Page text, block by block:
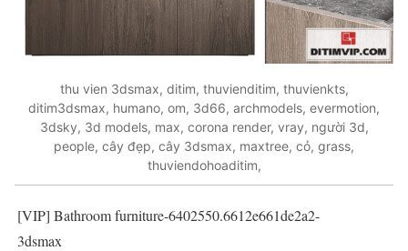
thu vien 3dsmax, ditim, thuvienditim, thuvienkts,
ditim3dsmax, humano, om, 3d66, archmodels, evermotion,
3dsky, 3d models, max, corona render, vray, người 3d,
people, cây đẹp, cây 3dsmax, maxtree, cỏ, grass,
thuviendohoaditim,
[VIP] Bathroom furniture-6402550.6612e661de2a2-
3dsmax